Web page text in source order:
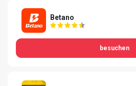
Betano
besuchen